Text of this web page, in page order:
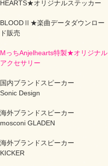
HEARTS★オリジナルステッカー
BLOODⅡ★楽曲データダウンロー
ド販売
MっちAnjelhearts特製★オリジナル
アクセサリー
国内ブランドスピーカー
Sonic Design
海外ブランドスピーカー
mosconi GLADEN
海外ブランドスピーカー
KICKER